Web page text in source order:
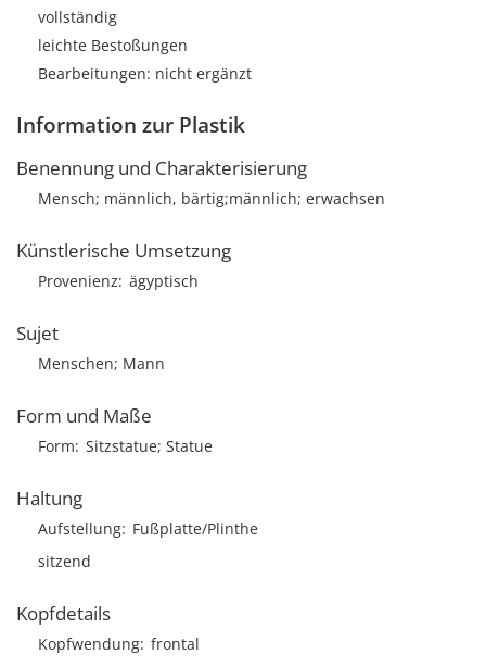
vollständig
leichte Bestoßungen
Bearbeitungen: nicht ergänzt
Information zur Plastik
Benennung und Charakterisierung
Mensch; männlich, bärtig;männlich; erwachsen
Künstlerische Umsetzung
Provenienz ägyptisch
Sujet
Menschen; Mann
Form und Maße
Form Sitzstatue; Statue
Haltung
Aufstellung Fußplatte/Plinthe
sitzend
Kopfdetails
Kopfwendung frontal